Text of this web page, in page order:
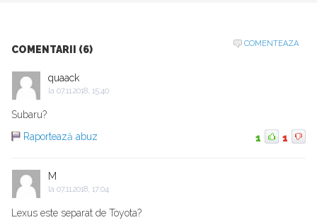
COMENTARII (6)
COMENTEAZA
quaack
la 07.11.2018, 15:40
Subaru?
Raportează abuz
1 1
M
la 07.11.2018, 17:04
Lexus este separat de Toyota?